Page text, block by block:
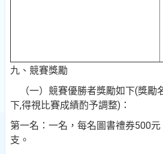
九、競賽獎勵
（一）競賽優勝者獎勵如下(獎勵
下,得視比賽成績酌予調整) ：
第一名：一名，每名圖書禮券500
支。